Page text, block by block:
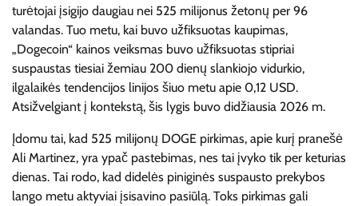
turėtojai įsigijo daugiau nei 525 milijonus žetonų per 96
valandas. Tuo metu, kai buvo užfiksuotas kaupimas,
„Dogecoin“ kainos veiksmas buvo užfiksuotas stipriai
suspaustas tiesiai žemiau 200 dienų slankiojo vidurkio,
ilgalaikės tendencijos linijos šiuo metu apie 0,12 USD.
Atsižvelgiant į kontekstą, šis lygis buvo didžiausia 2026 m.
Įdomu tai, kad 525 milijonų DOGE pirkimas, apie kurį pranešė
Ali Martinez, yra ypač pastebimas, nes tai įvyko tik per keturias
dienas. Tai rodo, kad didelės piniginės suspausto prekybos
lango metu aktyviai įsisavino pasiūlą. Toks pirkimas gali